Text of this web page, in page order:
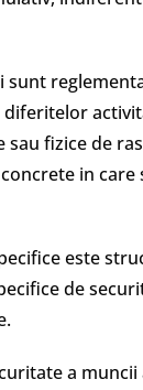
sunt
fizice de
in
este
de
a